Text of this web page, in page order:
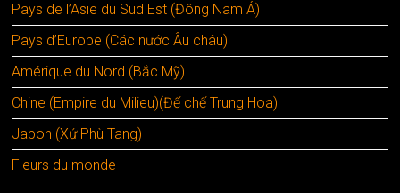
Pays de l’Asie du Sud Est (Đông Nam Á)
Pays d’Europe (Các nước Âu châu)
Amérique du Nord (Bắc Mỹ)
Chine (Empire du Milieu)(Đế chế Trung Hoa)
Japon (Xứ Phù Tang)
Fleurs du monde